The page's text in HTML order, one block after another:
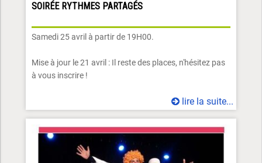
SOIRÉE RYTHMES PARTAGÉS
Samedi 25 avril à partir de 19H00.
Mise à jour le 21 avril : Il reste des places, n'hésitez pas
à vous inscrire !
lire la suite...